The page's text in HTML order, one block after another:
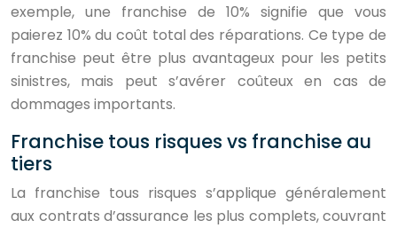
exemple, une franchise de 10% signifie que vous
paierez 10% du coût total des réparations. Ce type de
franchise peut être plus avantageux pour les petits
sinistres, mais peut s’avérer coûteux en cas de
dommages importants.
Franchise tous risques vs franchise au
tiers
La franchise tous risques s’applique généralement
aux contrats d’assurance les plus complets, couvrant